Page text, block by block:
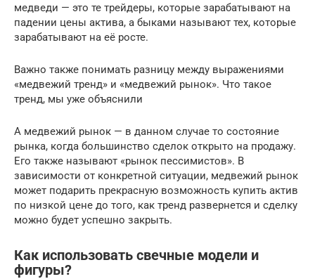
медведи — это те трейдеры, которые зарабатывают на
падении цены актива, а быками называют тех, которые
зарабатывают на её росте.
Важно также понимать разницу между выражениями
«медвежий тренд» и «медвежий рынок». Что такое
тренд, мы уже объяснили
А медвежий рынок — в данном случае то состояние
рынка, когда большинство сделок открыто на продажу.
Его также называют «рынок пессимистов». В
зависимости от конкретной ситуации, медвежий рынок
может подарить прекрасную возможность купить актив
по низкой цене до того, как тренд развернется и сделку
можно будет успешно закрыть.
Как использовать свечные модели и
фигуры?